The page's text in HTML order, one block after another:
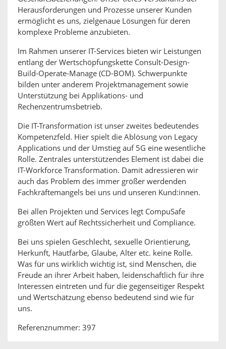
Herausforderungen und Prozesse unserer Kunden
ermöglicht es uns, zielgenaue Lösungen für deren
komplexe Probleme anzubieten.
Im Rahmen unserer IT-Services bieten wir Leistungen
entlang der Wertschöpfungskette Consult-Design-
Build-Operate-Manage (CD-BOM). Schwerpunkte
bilden unter anderem Projektmanagement sowie
Unterstützung bei Applikations- und
Rechenzentrumsbetrieb.
Die IT-Transformation ist unser zweites bedeutendes
Kompetenzfeld. Hier spielt die Ablösung von Legacy
Applications und der Umstieg auf 5G eine wesentliche
Rolle. Zentrales unterstützendes Element ist dabei die
IT-Workforce Transformation. Damit adressieren wir
auch das Problem des immer größer werdenden
Fachkräftemangels bei uns und unseren Kund:innen.
Bei allen Projekten und Services legt CompuSafe
größten Wert auf Rechtssicherheit und Compliance.
Bei uns spielen Geschlecht, sexuelle Orientierung,
Herkunft, Hautfarbe, Glaube, Alter etc. keine Rolle.
Was für uns wirklich wichtig ist, sind Menschen, die
Freude an ihrer Arbeit haben, leidenschaftlich für ihre
Interessen eintreten und für die gegenseitiger Respekt
und Wertschätzung ebenso bedeutend sind wie für
uns.
Referenznummer: 397